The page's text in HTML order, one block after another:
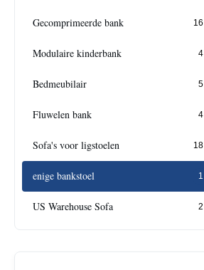
Gecomprimeerde bank 16
Modulaire kinderbank 4
Bedmeubilair 5
Fluwelen bank 4
Sofa's voor ligstoelen 18
enige bankstoel 1
US Warehouse Sofa 2